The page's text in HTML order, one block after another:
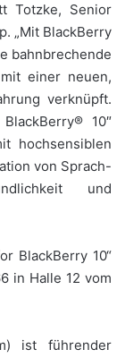
Totzke, Senior
„Mit BlackBerry
bahnbrechende
einer neuen,
verknüpft.
10″
hochsensiblen
von Sprach-
und
BlackBerry 10“
in Halle 12 vom
ist führender